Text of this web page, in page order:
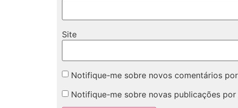
Site
Notifique-me sobre novos comentários
Notifique-me sobre novas publicações por